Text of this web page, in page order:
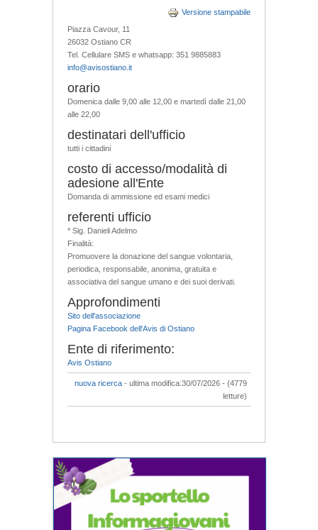
Versione stampabile
Piazza Cavour, 11
26032 Ostiano CR
Tel. Cellulare SMS e whatsapp: 351 9885883
info@avisostiano.it
orario
Domenica dalle 9,00 alle 12,00 e martedì dalle 21,00
alle 22,00
destinatari dell'ufficio
tutti i cittadini
costo di accesso/modalità di
adesione all'Ente
Domanda di ammissione ed esami medici
referenti ufficio
* Sig. Danieli Adelmo
Finalità:
Promuovere la donazione del sangue volontaria,
periodica, responsabile, anonima, gratuita e
associativa del sangue umano e dei suoi derivati.
Approfondimenti
Sito dell'associazione
Pagina Facebook dell'Avis di Ostiano
Ente di riferimento:
Avis Ostiano
nuova ricerca - ultima modifica:30/07/2026 - (4779
letture)